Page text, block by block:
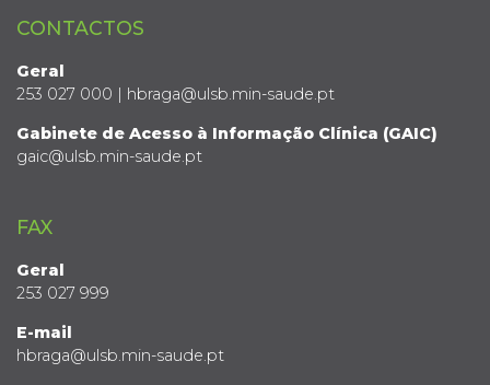
CONTACTOS
Geral
253 027 000 | hbraga@ulsb.min-saude.pt
Gabinete de Acesso à Informação Clínica (GAIC)
gaic@ulsb.min-saude.pt
FAX
Geral
253 027 999
E-mail
hbraga@ulsb.min-saude.pt